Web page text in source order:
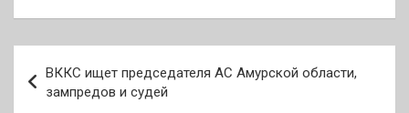
по
ВККС ищет председателя АС Амурской области,
зампредов и судей